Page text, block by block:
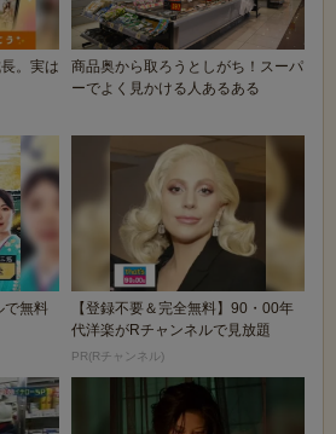
。実は
商品奥から取ろうとしがち！スーパ
ーでよく見かける人あるある
で無料
【登録不要＆完全無料】90・00年
代洋楽がRチャンネルで見放題
PR(Rチャンネル)